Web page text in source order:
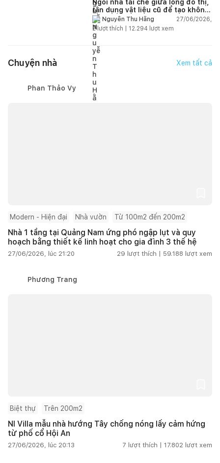
Ngôi nhà tái chế giữa lòng đô thị,
tận dụng vật liệu cũ để tạo không
gian sống linh hoạt
Nguyễn Thu Hằng
27/06/2026,
2lượt thích | 12.294 lượt xem
Chuyện nhà Xem tất cả
Phan Thảo Vy
Modern - Hiện đại Nhà vườn Từ 100m2 đến 200m2
Nhà 1 tầng tại Quảng Nam ứng phó ngập lụt và quy
hoạch bằng thiết kế linh hoạt cho gia đình 3 thế hệ
27/06/2026, lúc 21:20 29 lượt thích | 59.188 lượt xem
Phương Trang
Biệt thự Trên 200m2
NI Villa mẫu nhà hướng Tây chống nóng lấy cảm hứng
từ phố cổ Hội An
27/06/2026, lúc 20:13 7 lượt thích | 17.802 lượt xem